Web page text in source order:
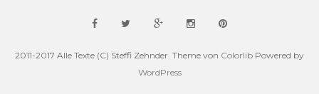
2011-2017 Alle Texte (C) Steffi Zehnder. Theme von Colorlib Powered by
WordPress